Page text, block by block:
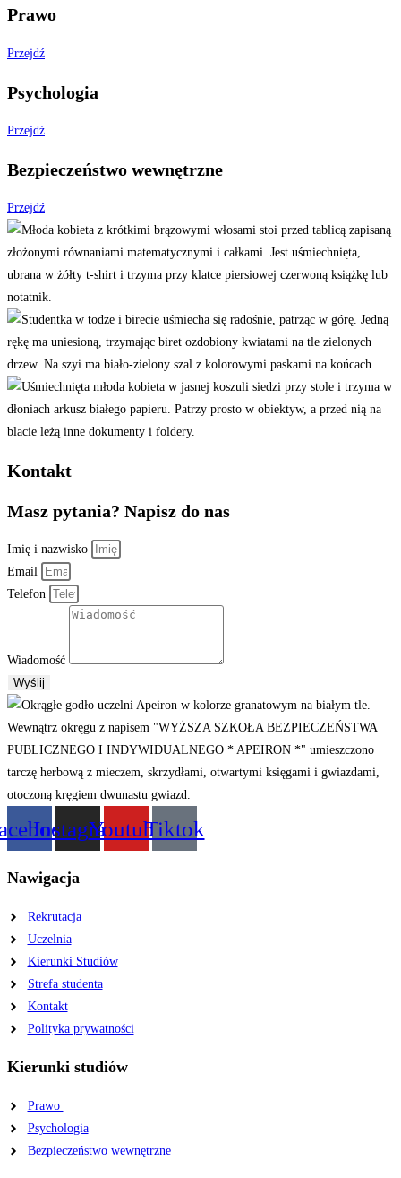
Prawo
Przejdź
Psychologia
Przejdź
Bezpieczeństwo wewnętrzne
Przejdź
Kontakt
Masz pytania? Napisz do nas
Imię i nazwisko
Email
Telefon
Wiadomość
Wyślij
InstagramYoutubeTiktok
Nawigacja
Rekrutacja
Uczelnia
Kierunki Studiów
Strefa studenta
Kontakt
Polityka prywatności
Kierunki studiów
Prawo
Psychologia
Bezpieczeństwo wewnętrzne